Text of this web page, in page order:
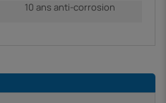
10 ans anti-corrosion